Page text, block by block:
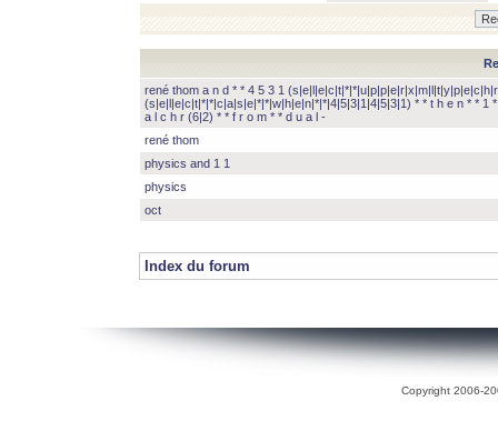
rené thom a n d * * 4 5 3 1
(s|e|l|e|c|t|*|*|c|a|s|e|*|*|w|h|e|n|*|*|4|5|3|1|4|5|3|1) * * t h e n * * 1
a l c h r (6|2) * * f r o m * * d u a l -
rené thom
physics and 1 1
physics
oct
Index du forum
Copyright 2006-